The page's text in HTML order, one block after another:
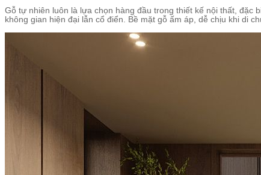
Gỗ tự nhiên luôn là lựa chọn hàng đầu trong thiết kế nội thất, đặc
không gian hiện đại lẫn cổ điển. Bề mặt gỗ ấm áp, dễ chịu khi di